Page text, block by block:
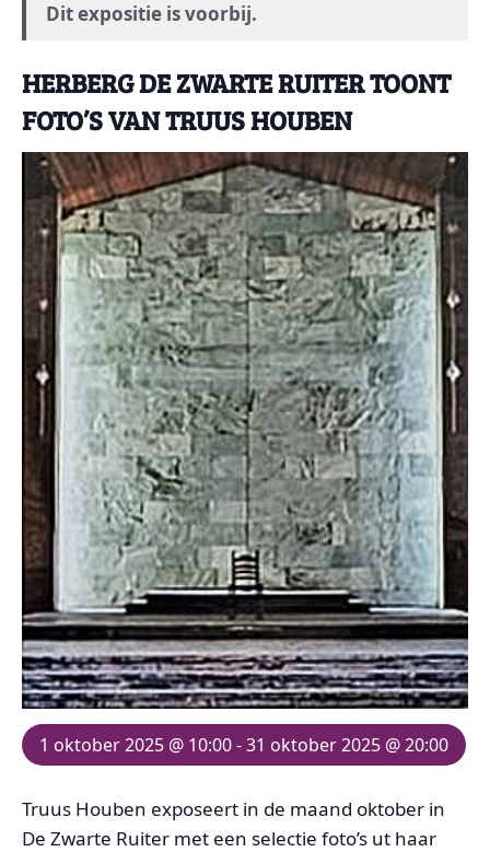
Dit expositie is voorbij.
HERBERG DE ZWARTE RUITER TOONT
FOTO’S VAN TRUUS HOUBEN
1 oktober 2025 @ 10:00-31 oktober 2025 @ 20:00
Truus Houben exposeert in de maand oktober in
De Zwarte Ruiter met een selectie foto’s ut haar